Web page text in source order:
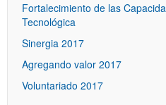
Fortalecimiento de las
Tecnológica
Sinergia 2017
Agregando valor 2017
Voluntariado 2017